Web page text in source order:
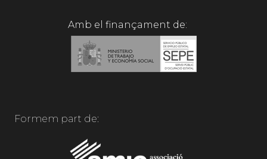
Amb el finançament de:
Formem part de: